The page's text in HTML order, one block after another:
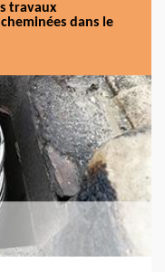
travaux
dans le